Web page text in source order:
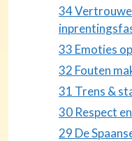
34
33 Emoties
32 Fouten
31 Trens &
30 Respect
29 De